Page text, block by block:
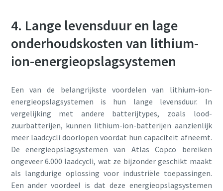
4. Lange levensduur en lage
onderhoudskosten van lithium-
ion-energieopslagsystemen
Een van de belangrijkste voordelen van lithium-ion-
energieopslagsystemen is hun lange levensduur. In
vergelijking met andere batterijtypes, zoals lood-
zuurbatterijen, kunnen lithium-ion-batterijen aanzienlijk
meer laadcycli doorlopen voordat hun capaciteit afneemt.
De energieopslagsystemen van Atlas Copco bereiken
ongeveer 6.000 laadcycli, wat ze bijzonder geschikt maakt
als langdurige oplossing voor industriële toepassingen.
Een ander voordeel is dat deze energieopslagsystemen